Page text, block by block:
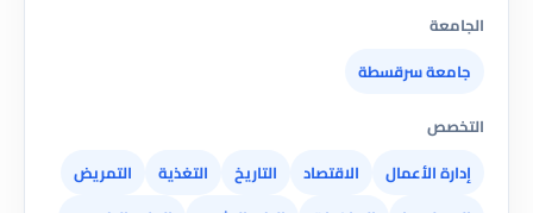
الجامعة
جامعة سرقسطة
التخصص
إدارة الأعمال
الاقتصاد التاريخ التغذية
التمريض